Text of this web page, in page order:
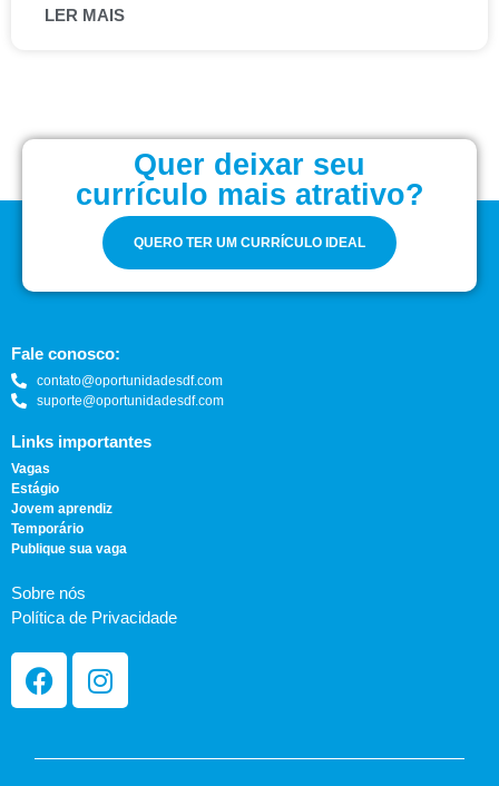
LER MAIS
Quer deixar seu
currículo mais atrativo?
QUERO TER UM CURRÍCULO IDEAL
Fale conosco:
contato@oportunidadesdf.com
suporte@oportunidadesdf.com
Links importantes
Vagas
Estágio
Jovem aprendiz
Temporário
Publique sua vaga
Sobre nós
Política de Privacidade